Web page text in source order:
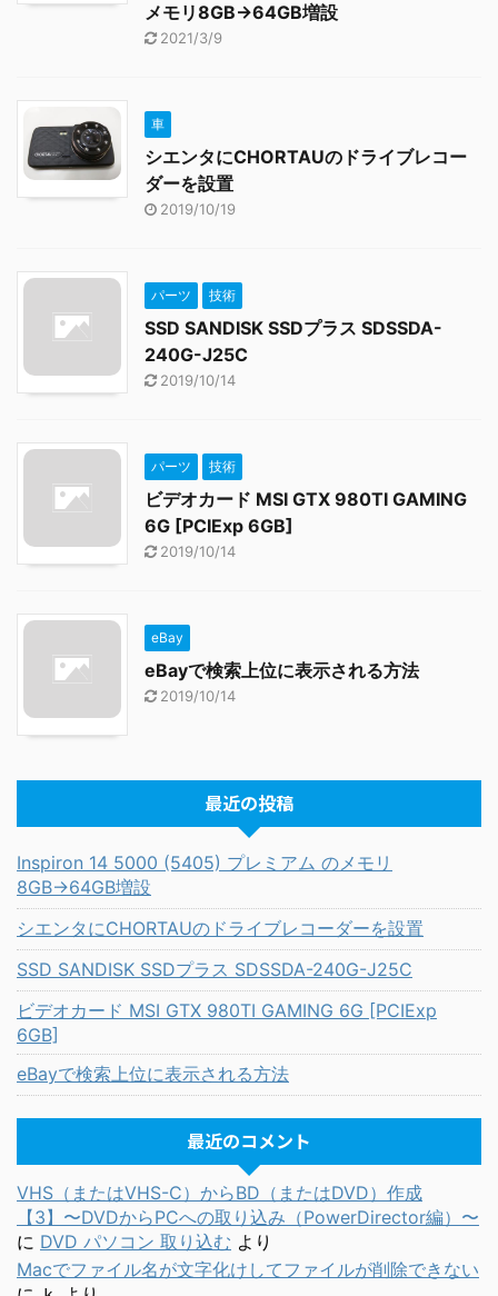
メモリ8GB→64GB増設
2021/3/9
車
シエンタにCHORTAUのドライブレコー
ダーを設置
2019/10/19
パーツ 技術
SSD SANDISK SSDプラス SDSSDA-
240G-J25C
2019/10/14
パーツ 技術
ビデオカード MSI GTX 980TI GAMING
6G [PCIExp 6GB]
2019/10/14
eBay
eBayで検索上位に表示される方法
2019/10/14
最近の投稿
Inspiron 14 5000 (5405) プレミアム のメモリ
8GB→64GB増設
シエンタにCHORTAUのドライブレコーダーを設置
SSD SANDISK SSDプラス SDSSDA-240G-J25C
ビデオカード MSI GTX 980TI GAMING 6G [PCIExp
6GB]
eBayで検索上位に表示される方法
最近のコメント
VHS（またはVHS-C）からBD（またはDVD）作成
【3】〜DVDからPCへの取り込み（PowerDirector編）〜
に DVD パソコン 取り込む より
Macでファイル名が文字化けしてファイルが削除できない